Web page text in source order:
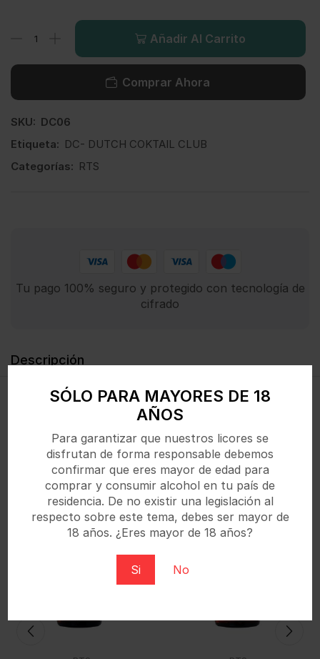
SÓLO PARA MAYORES DE 18
AÑOS
Para garantizar que nuestros licores se
disfrutan de forma responsable debemos
confirmar que eres mayor de edad para
comprar y consumir alcohol en tu país de
residencia. De no existir una legislación al
respecto sobre este tema, debes ser mayor de
18 años. ¿Eres mayor de 18 años?
Si No
Añadir Al Carrito
Comprar Ahora
SKU: DC06
Etiqueta: DC- DUTCH COKTAIL CLUB
Categorías: RTS
Tu pago 100% seguro y protegido con tecnología de
cifrado
Descripción
Refresco sin alcohol con lima y menta, fresco y
Productos Relacionados